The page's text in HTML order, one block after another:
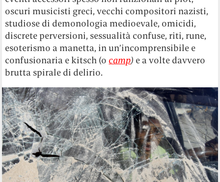
oscuri musicisti greci, vecchi compositori nazisti,
studiose di demonologia medioevale, omicidi,
discrete perversioni, sessualità confuse, riti, rune,
esoterismo a manetta, in un’incomprensibile e
confusionaria e kitsch (o camp) e a volte davvero
brutta spirale di delirio.